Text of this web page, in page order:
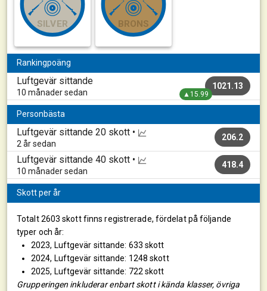
SILVER BRONS
Rankingpoäng
Luftgevär sittande
10 månader sedan
1021.13
▲15.99
Personbästa
Luftgevär sittande 20 skott •
2 år sedan
206.2
Luftgevär sittande 40 skott •
10 månader sedan
418.4
Skott per år
Totalt 2603 skott finns registrerade, fördelat på följande
typer och år:
2023, Luftgevär sittande: 633 skott
2024, Luftgevär sittande: 1248 skott
2025, Luftgevär sittande: 722 skott
Grupperingen inkluderar enbart skott i kända klasser, övriga